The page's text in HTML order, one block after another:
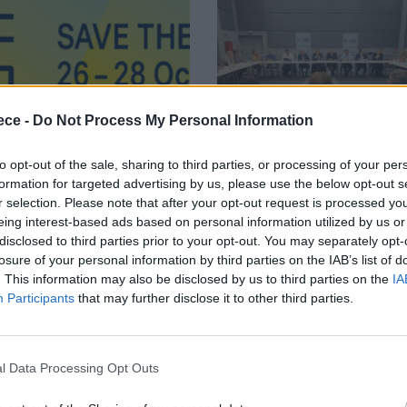
- Do Not Process My Personal Information
opt-out of the sale, sharing to third parties, or processing of your
for targeted advertising by us, please use the below opt-out
selection. Please note that after your opt-out request is processed
interest-based ads based on personal information utilized by us
to third parties prior to your opt-out. You may separately
of your personal information by third parties on the IAB’s list of
This information may also be disclosed by us to third parties on the
Participants that may further disclose it to other third parties.
Data Processing Opt Outs
Health
2027 κάνει
στο
στις 26
28 Οκτωβρίου
Κλαδικά
Ολοκληρώθηκε
5η Γενική
Συνέλευση του
Συνδέσμου